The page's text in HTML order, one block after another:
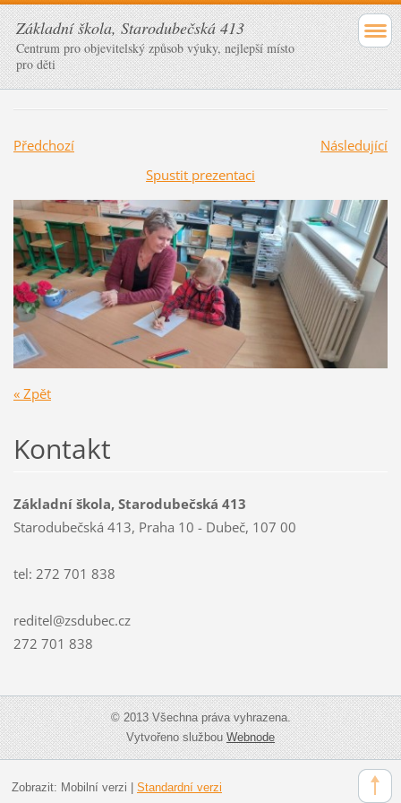
Základní škola, Starodubečská 413
Centrum pro objevitelský způsob výuky, nejlepší místo
pro děti
Předchozí
Následující
Spustit prezentaci
« Zpět
Kontakt
Základní škola, Starodubečská 413
Starodubečská 413, Praha 10 - Dubeč, 107 00
tel: 272 701 838
reditel@zsdubec.cz
272 701 838
© 2013 Všechna práva vyhrazena.
Vytvořeno službouWebnode
Zobrazit: Mobilní verzi | Standardní verzi